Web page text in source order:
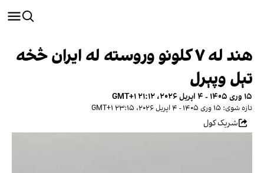
هند له ۷ کلونو وروسته له ایران څخه
تېل وپېرل
۱۵ وری ۱۴۰۵ - ۴ اپریل ۲۰۲۶، ۲۱:۱۲ GMT+۱
تازه شوی: ۱۵ وری ۱۴۰۵ - ۴ اپریل ۲۰۲۶، ۲۳:۱۵ GMT+۱
شریک کول